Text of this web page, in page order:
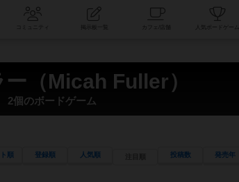
コミュニティ
ー（Micah Fuller）
2個のボードゲーム
ト順 登録順 人気順 投稿数 発売年